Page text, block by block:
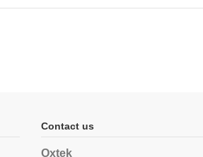
Contact us
Oxtek